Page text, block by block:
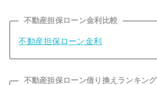
不動産担保ローン金利比較
不動産担保ローン金利
不動産担保ローン借り換えランキング